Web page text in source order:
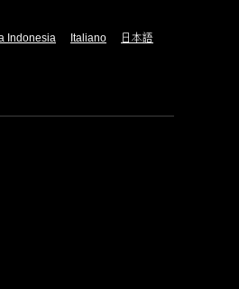
Indonesia Italiano 日本語